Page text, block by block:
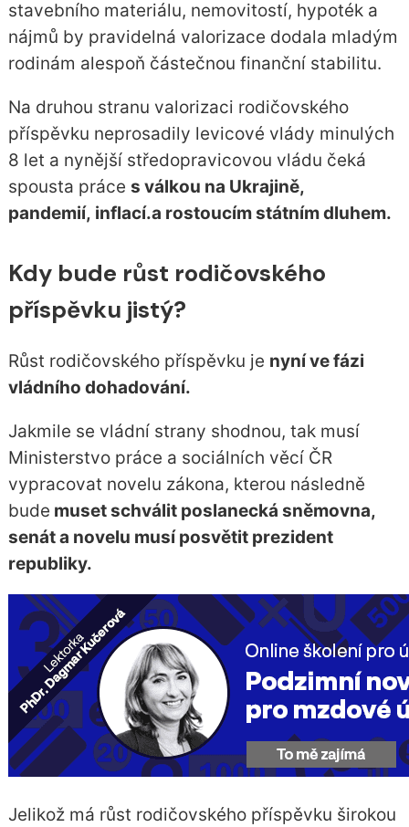
stavebního materiálu, nemovitostí, hypoték a
nájmů by pravidelná valorizace dodala mladým
rodinám alespoň částečnou finanční stabilitu.
Na druhou stranu valorizaci rodičovského
příspěvku neprosadily levicové vlády minulých
8 let a nynější středopravicovou vládu čeká
spousta práce s válkou na Ukrajině,
pandemií, inflací.a rostoucím státním dluhem.
Kdy bude růst rodičovského
příspěvku jistý?
Růst rodičovského příspěvku je nyní ve fázi
vládního dohadování.
Jakmile se vládní strany shodnou, tak musí
Ministerstvo práce a sociálních věcí ČR
vypracovat novelu zákona, kterou následně
bude muset schválit poslanecká sněmovna,
senát a novelu musí posvětit prezident
republiky.
Jelikož má růst rodičovského příspěvku širokou